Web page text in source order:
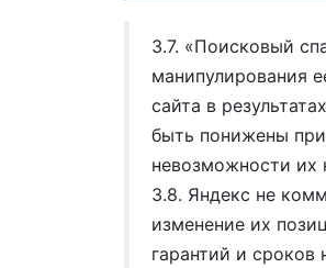
3.7. «Поисковый
манипулирования
сайта в
быть понижены
невозможности их
3.8. Яндекс не
изменение их
гарантий и сроков